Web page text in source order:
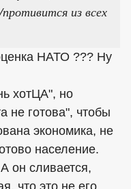
из всех
НАТО ??? Ну
хотЦА", но
не готова", чтобы
экономика, не
население.
он сливается,